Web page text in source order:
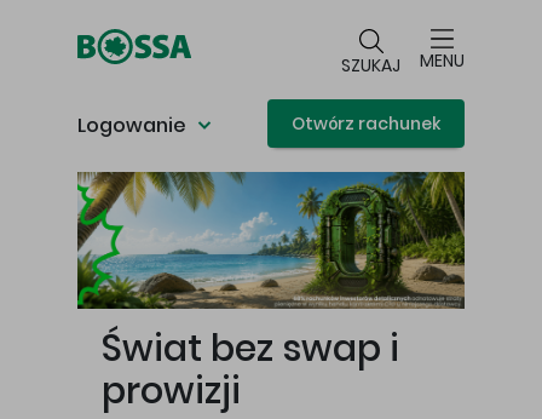
SZUKAJ MENU
Logowanie Otwórz rachunek
Główna treść
Świat bez swap i
prowizji